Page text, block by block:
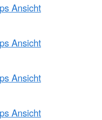
Ansicht
Ansicht
Ansicht
Ansicht